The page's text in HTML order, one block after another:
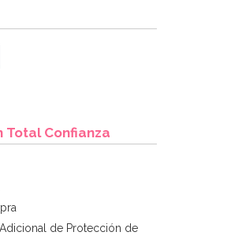
Total Confianza
de Protección de